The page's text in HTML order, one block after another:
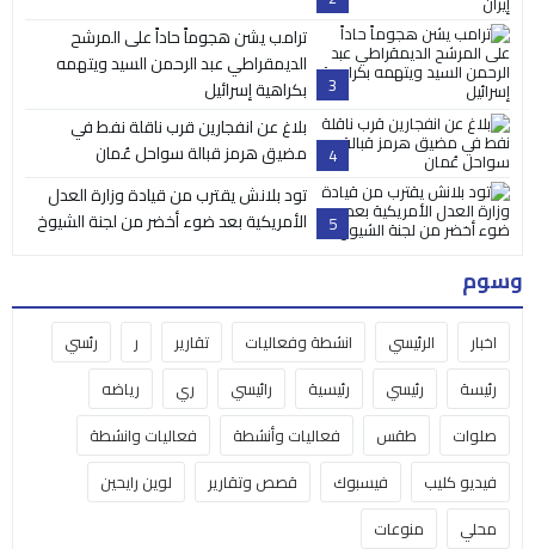
3
ترامب يشن هجوماً حاداً على المرشح
الديمقراطي عبد الرحمن السيد ويتهمه
بكراهية إسرائيل
4
بلاغ عن انفجارين قرب ناقلة نفط في
مضيق هرمز قبالة سواحل عُمان
5
تود بلانش يقترب من قيادة وزارة العدل
الأمريكية بعد ضوء أخضر من لجنة الشيوخ
وسوم
اخبار الرئيسي انشطة وفعاليات تقارير ر
رئسي
رئيسة
رئيسي رئيسية رائيسي ري
رياضه
صلوات
طقس فعاليات وأنشطة
فعاليات وانشطة
فيديو كليب
فيسبوك قصص وتقارير
لوين رايحين
محلي
منوعات